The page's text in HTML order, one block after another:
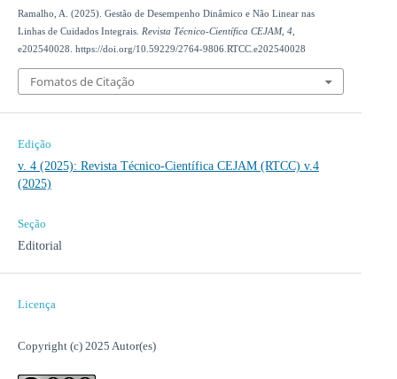
Ramalho, A. (2025). Gestão de Desempenho Dinâmico e Não Linear nas
Linhas de Cuidados Integrais. Revista Técnico-Científica CEJAM, 4,
e202540028. https://doi.org/10.59229/2764-9806.RTCC.e202540028
Fomatos de Citação
Edição
v. 4 (2025): Revista Técnico-Científica CEJAM (RTCC) v.4
(2025)
Seção
Editorial
Licença
Copyright (c) 2025 Autor(es)